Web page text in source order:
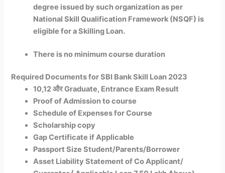
degree issued by such organization as per
National Skill Qualification Framework (NSQF) is
eligible for a Skilling Loan.
There is no minimum course duration
Required Documents for SBI Bank Skill Loan 2023
10,12 और Graduate, Entrance Exam Result
Proof of Admission to course
Schedule of Expenses for Course
Scholarship copy
Gap Certificate if Applicable
Passport Size Student/Parents/Borrower
Asset Liability Statement of Co Applicant/